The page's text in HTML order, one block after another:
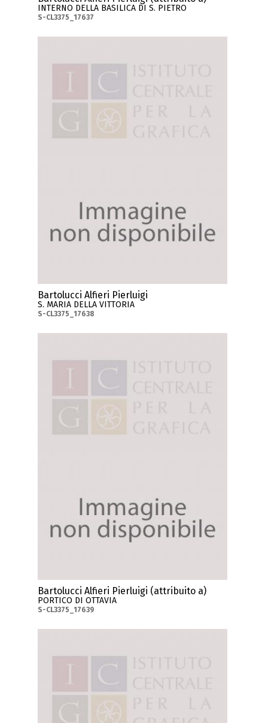
INTERNO DELLA BASILICA DI S. PIETRO
S-CL3375_17637
Bartolucci Alfieri Pierluigi
S. MARIA DELLA VITTORIA
S-CL3375_17638
Bartolucci Alfieri Pierluigi (attribuito a)
PORTICO DI OTTAVIA
S-CL3375_17639